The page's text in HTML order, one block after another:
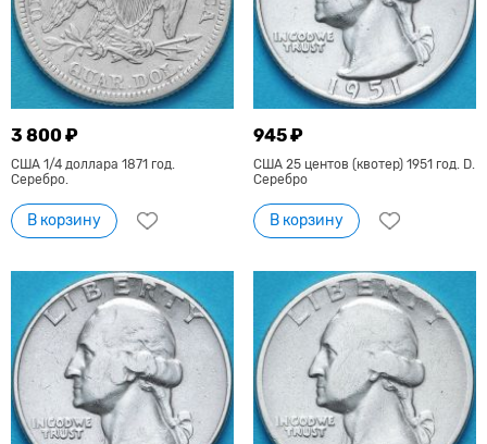
3 800 ₽
США 1/4 доллара 1871 год.
Серебро.
В корзину
945 ₽
США 25 центов (квотер) 1951 год. D.
Серебро
В корзину